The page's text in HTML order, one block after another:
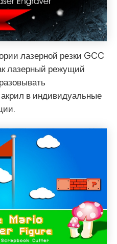
лазерной резки GCC
лазерный режущий
в индивидуальные